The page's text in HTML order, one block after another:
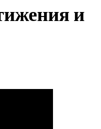
и